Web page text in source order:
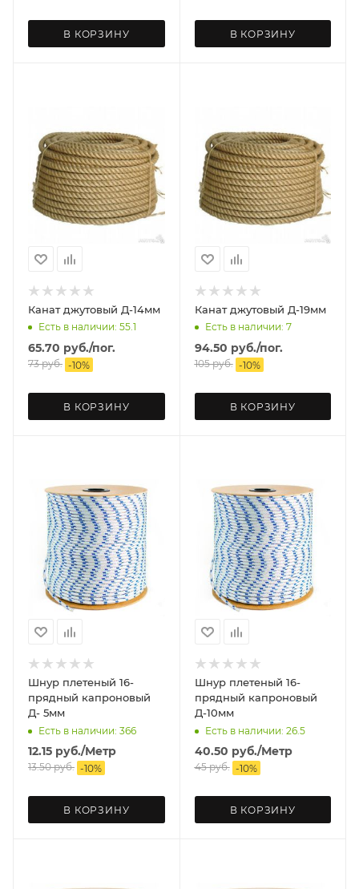
В КОРЗИНУ В КОРЗИНУ
Канат джутовый Д-14мм
Есть в наличии: 55.1
65.70 руб./пог.
73руб. -10%
В КОРЗИНУ
Канат джутовый Д-19мм
Есть в наличии: 7
94.50 руб./пог.
105руб. -10%
В КОРЗИНУ
Шнур плетеный 16-
прядный капроновый
Д- 5мм
Есть в наличии: 366
12.15 руб./Метр
13.50руб. -10%
В КОРЗИНУ
Шнур плетеный 16-
прядный капроновый
Д-10мм
Есть в наличии: 26.5
40.50 руб./Метр
45руб. -10%
В КОРЗИНУ